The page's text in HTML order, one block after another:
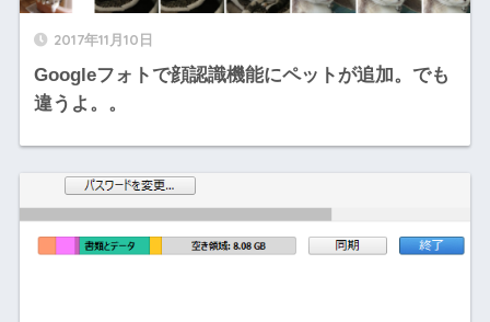
2017年11月10日
Googleフォトで顔認識機能にペットが追加。でも
違うよ。。